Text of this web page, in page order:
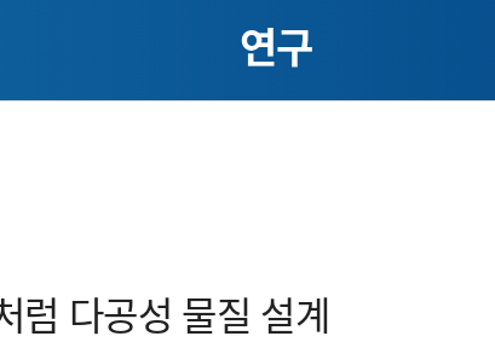
연구
럼 다공성 물질 설계​